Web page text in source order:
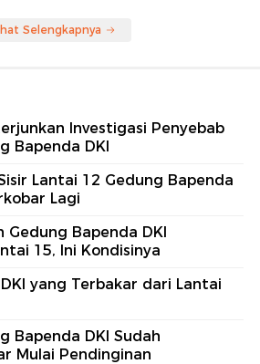
Selengkapnya
Investigasi Penyebab
Bapenda DKI
Lantai 12 Gedung Bapenda
Lagi
Gedung Bapenda DKI
15, Ini Kondisinya
yang Terbakar dari Lantai
Bapenda DKI Sudah
Mulai Pendinginan